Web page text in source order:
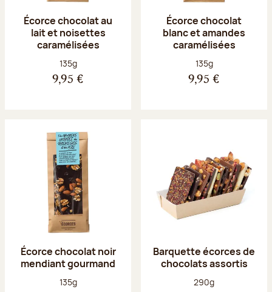
Écorce chocolat au
lait et noisettes
caramélisées
Poids net :
135g
9,95 €
Écorce chocolat
blanc et amandes
caramélisées
Poids net :
135g
9,95 €
Écorce chocolat noir
mendiant gourmand
Poids net :
135g
Barquette écorces de
chocolats assortis
Poids net :
290g